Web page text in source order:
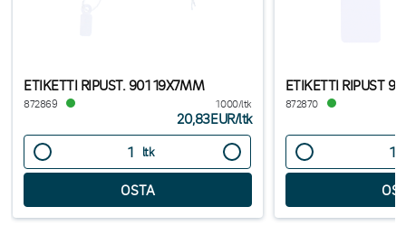
ETIKETTI RIPUST. 901 19X7MM
872869 1000/ltk
20,83EUR/ltk
ltk
ETIKETTI RIPUST
872870